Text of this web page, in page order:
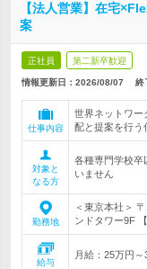
【法人営業】在宅
案
正社員 第二新卒歓迎
情報更新日：2026/08/07 終
仕事内容
世界ネットワー
配と提案を行う
対象と
なる方
各種専門学校
いません
勤務地
＜東京本社＞
ンドタワー9F
給与
月給：25万円～